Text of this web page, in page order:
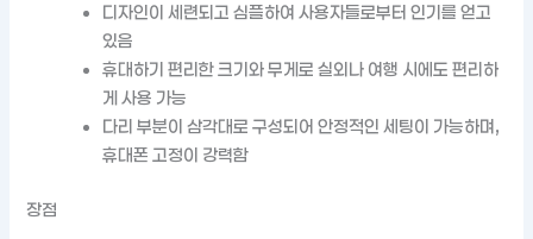
디자인이 세련되고 심플하여 사용자들로부터 인기를 얻고
있음
휴대하기 편리한 크기와 무게로 실외나 여행 시에도 편리하
게 사용 가능
다리 부분이 삼각대로 구성되어 안정적인 세팅이 가능하며,
휴대폰 고정이 강력함
장점